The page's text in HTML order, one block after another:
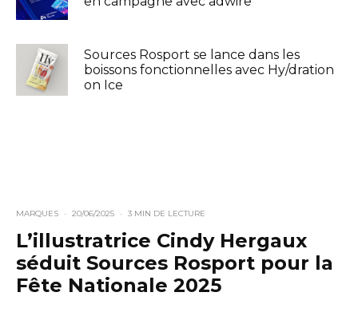
Sources Rosport se lance dans les
boissons fonctionnelles avec Hy/dration
on Ice
MARQUES · 20/06/2025 · 3 MIN DE LECTURE
L’illustratrice Cindy Hergaux
séduit Sources Rosport pour la
Fête Nationale 2025